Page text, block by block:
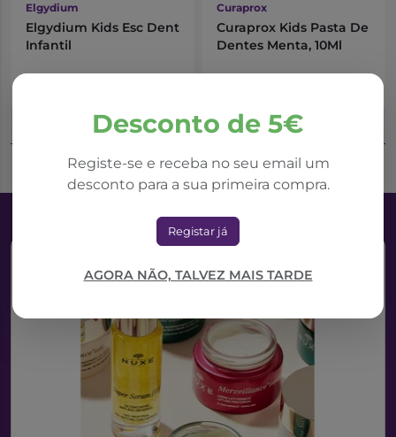
Desconto de 5€
Registe-se e receba no seu email um
desconto para a sua primeira compra.
Registar já
AGORA NÃO, TALVEZ MAIS TARDE
Elgydium
Elgydium Kids Esc Dent
Infantil
Adicionar ao Carrinho
Curaprox
Curaprox Kids Pasta De
Dentes Menta, 10Ml
Adicionar ao Carrinho